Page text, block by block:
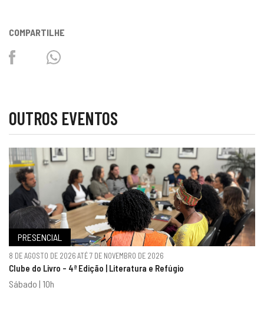
COMPARTILHE
FacebookTwitterWhatsapp
OUTROS EVENTOS
PRESENCIAL
8 DE AGOSTO DE 2026 ATÉ 7 DE NOVEMBRO DE 2026
Clube do Livro - 4ª Edição | Literatura e Refúgio
Sábado | 10h